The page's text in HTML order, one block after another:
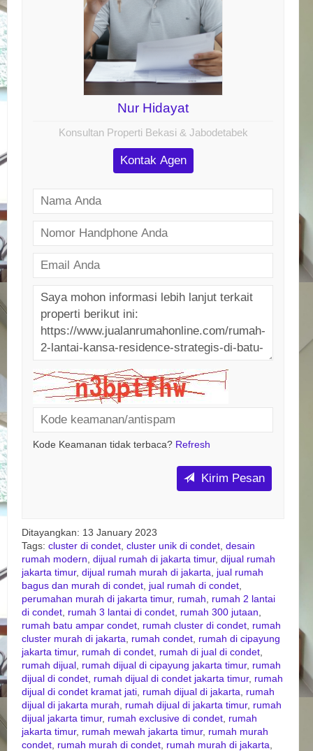
Nur Hidayat
Konsultan Properti Bekasi & Jabodetabek
Kontak Agen
Kode Keamanan tidak terbaca? Refresh
Kirim Pesan
Ditayangkan: 13 January 2023
Tags: cluster di condet cluster unik di condet desain
rumah modern dijual rumah di jakarta timur, dijual rumah
jakarta timur, dijual rumah murah di jakarta
jual rumah
bagus dan murah di condet jual rumah di condet
perumahan murah di jakarta timur, rumah
rumah 2 lantai
di condet rumah 3 lantai di condet rumah 300 jutaan
rumah batu ampar condet rumah cluster di condet rumah
cluster murah di jakarta
rumah condet rumah di cipayung
jakarta timur, rumah di condet rumah di jual di condet
rumah dijual rumah dijual di cipayung jakarta timur, rumah
dijual di condet rumah dijual di condet jakarta timur, rumah
dijual di condet kramat jati rumah dijual di jakarta
rumah
dijual di jakarta murah
rumah dijual di jakarta timur, rumah
dijual jakarta timur, rumah exclusive di condet rumah
jakarta timur, rumah mewah jakarta timur, rumah murah
condet rumah murah di condet rumah murah di jakarta